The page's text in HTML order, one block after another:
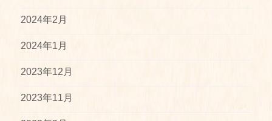
2024年2月
2024年1月
2023年12月
2023年11月